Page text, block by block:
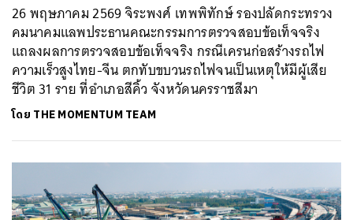
26 พฤษภาคม 2569 จิระพงศ์ เทพพิทักษ์ รองปลัดกระทรวง
คมนาคมแลพประธานคณะกรรมการตรวจสอบข้อเท็จจริง
แถลงผลการตรวจสอบข้อเท็จจริง กรณีเครนก่อสร้างรถไฟ
ความเร็วสูงไทย-จีน ตกทับขบวนรถไฟจนเป็นเหตุให้มีผู้เสีย
ชีวิต 31 ราย ที่อำเภอสีคิ้ว จังหวัดนครราชสีมา
โดย THE MOMENTUM TEAM